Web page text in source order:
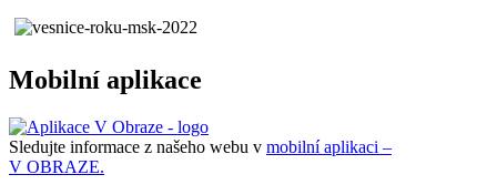
Mobilní aplikace
Sledujte informace z našeho webu v mobilní aplikaci –
V OBRAZE.